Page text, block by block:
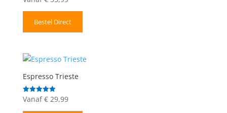
5.00
Bestel Direct
Espresso Trieste
Gewaardeerd
5.00
uit 5
Vanaf €29,99